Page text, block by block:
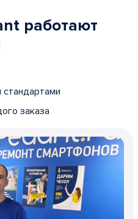
работают
стандартами
заказа